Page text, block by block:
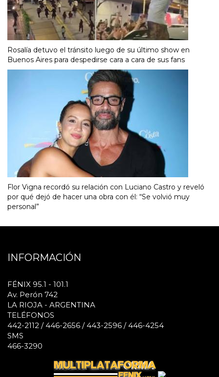
Rosalía detuvo el tránsito luego de su último show en
Buenos Aires para despedirse cara a cara de sus fans
Flor Vigna recordó su relación con Luciano Castro y reveló
por qué dejó de hacer una obra con él: “Se volvió muy
personal”
INFORMACIÓN
FÉNIX 95.1 - 101.1
Av. Perón 742
LA RIOJA - ARGENTINA
TELÉFONOS
442-2112 / 446-2656 / 443-2596 / 446-4254
SMS
466-3290